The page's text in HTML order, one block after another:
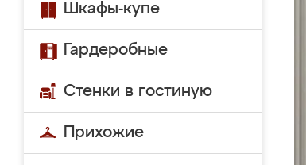
Шкафы-купе
Гардеробные
Стенки в гостиную
Прихожие